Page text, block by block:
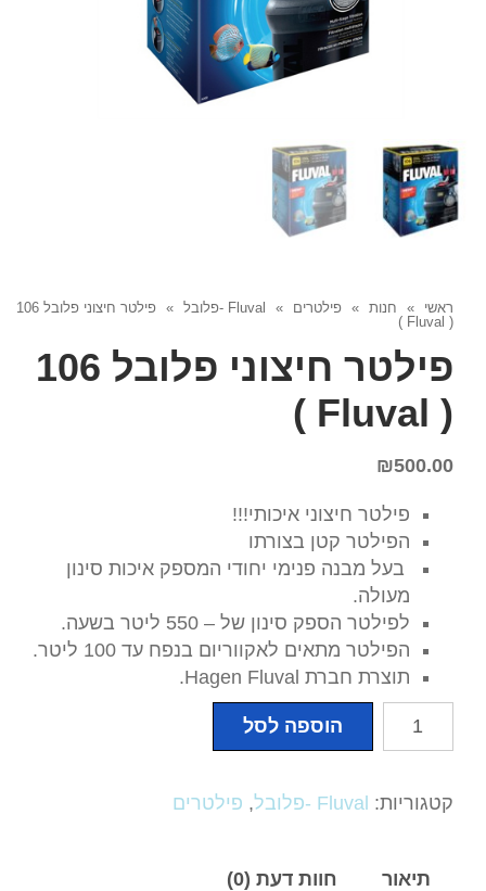
ראשי » חנות » פילטרים » Fluval -פלובל »
פילטר חיצוני פלובל 106
( Fluval )
פילטר חיצוני פלובל 106
( Fluval )
₪500.00
פילטר חיצוני איכותי!!!
הפילטר קטן בצורתו
בעל מבנה פנימי יחודי המספק איכות סינון
מעולה.
לפילטר הספק סינון של – 550 ליטר בשעה.
הפילטר מתאים לאקווריום בנפח עד 100 ליטר.
תוצרת חברת Hagen Fluval.
חיצוני
הוספה לסל
קטגוריות: Fluval -פלובל , פילטרים
תיאור חוות דעת (0)